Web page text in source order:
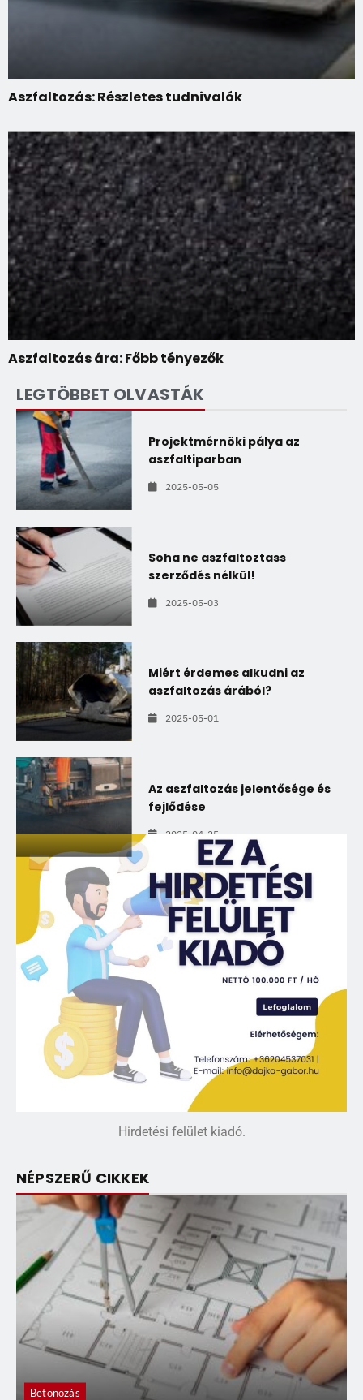
Aszfaltozás: Részletes tudnivalók
Aszfaltozás ára: Főbb tényezők
LEGTÖBBET OLVASTÁK
Projektmérnöki pálya az
aszfaltiparban
2025-05-05
Soha ne aszfaltoztass
szerződés nélkül!
2025-05-03
Miért érdemes alkudni az
aszfaltozás árából?
2025-05-01
Az aszfaltozás jelentősége és
fejlődése
2025-04-25
Hirdetési felület kiadó.
NÉPSZERŰ CIKKEK
Betonozás